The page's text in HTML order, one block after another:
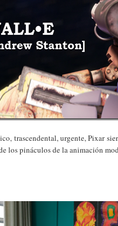
trascendental, urgente, Pixar
los pináculos de la animación